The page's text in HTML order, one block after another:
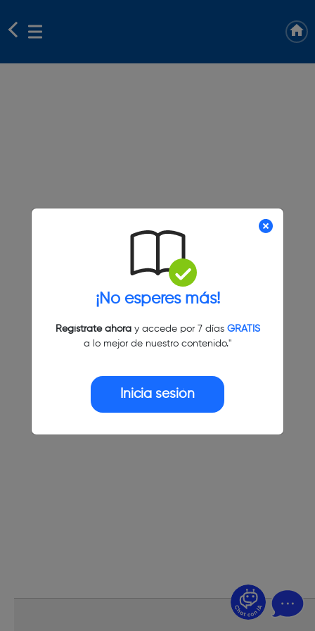
¡No esperes más!
Regístrate ahoray accede por 7 días GRATIS
a lo mejor de nuestro contenido."
Inicia sesión